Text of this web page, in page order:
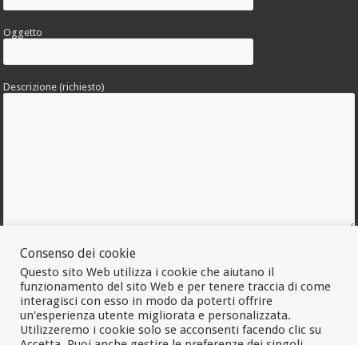
Oggetto
Descrizione (richiesto)
Allega una foto dell'errore
Consenso dei cookie
Questo sito Web utilizza i cookie che aiutano il
funzionamento del sito Web e per tenere traccia di come
interagisci con esso in modo da poterti offrire
un'esperienza utente migliorata e personalizzata.
Utilizzeremo i cookie solo se acconsenti facendo clic su